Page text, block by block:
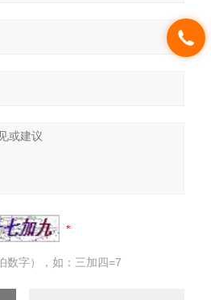
数字），如：三加四=7